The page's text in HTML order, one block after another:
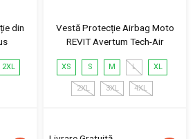
din
2XL
Vestă Protecție Airbag Moto
REVIT Avertum Tech-Air
XS S M L XL
2XL 3XL 4XL